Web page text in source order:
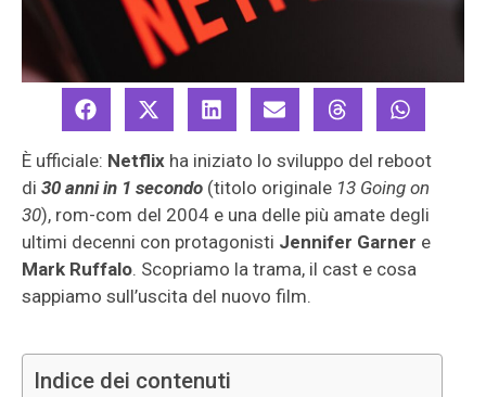
È ufficiale: Netflix ha iniziato lo sviluppo del reboot
di 30 anni in 1 secondo (titolo originale 13 Going on
30), rom-com del 2004 e una delle più amate degli
ultimi decenni con protagonisti Jennifer Garner e
Mark Ruffalo. Scopriamo la trama, il cast e cosa
sappiamo sull’uscita del nuovo film.
Indice dei contenuti